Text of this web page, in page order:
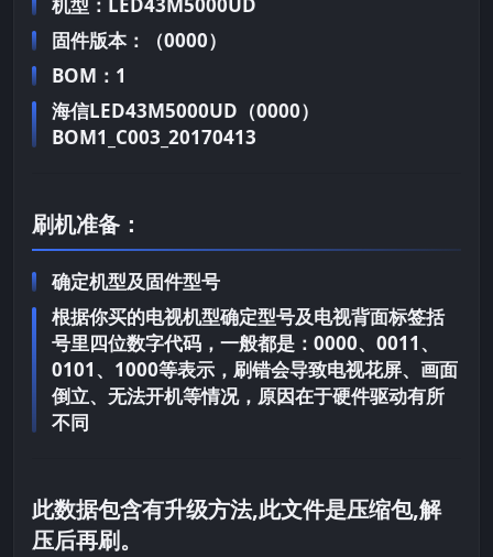
机型：LED43M5000UD
固件版本：（0000）
BOM：1
海信LED43M5000UD（0000）
BOM1_C003_20170413
刷机准备：
确定机型及固件型号
根据你买的电视机型确定型号及电视背面标签括
号里四位数字代码，一般都是：0000、0011、
0101、1000等表示，刷错会导致电视花屏、画面
倒立、无法开机等情况，原因在于硬件驱动有所
不同
此数据包含有升级方法,此文件是压缩包,解
压后再刷。